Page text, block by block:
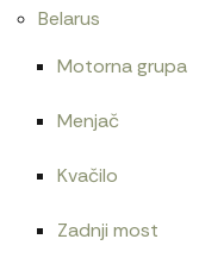
Belarus
Motorna grupa
Menjač
Kvačilo
Zadnji most